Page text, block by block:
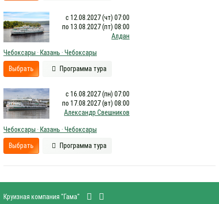
с 12.08.2027 (чт) 07:00
по 13.08.2027 (пт) 08:00
Алдан
Чебоксары · Казань · Чебоксары
Выбрать Программа тура
с 16.08.2027 (пн) 07:00
по 17.08.2027 (вт) 08:00
Александр Свешников
Чебоксары · Казань · Чебоксары
Выбрать Программа тура
Круизная компания "Гама"